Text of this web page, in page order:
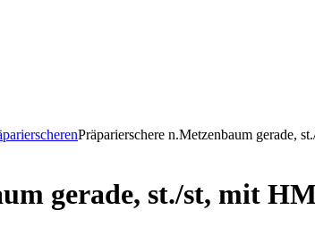
Präparierschere n.Metzenbaum gerade,
gerade, st./st, mit